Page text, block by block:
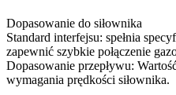
Dopasowanie do siłownika
Standard interfejsu: spełnia
zapewnić szybkie połączenie
Dopasowanie przepływu:
wymagania prędkości siłownika.